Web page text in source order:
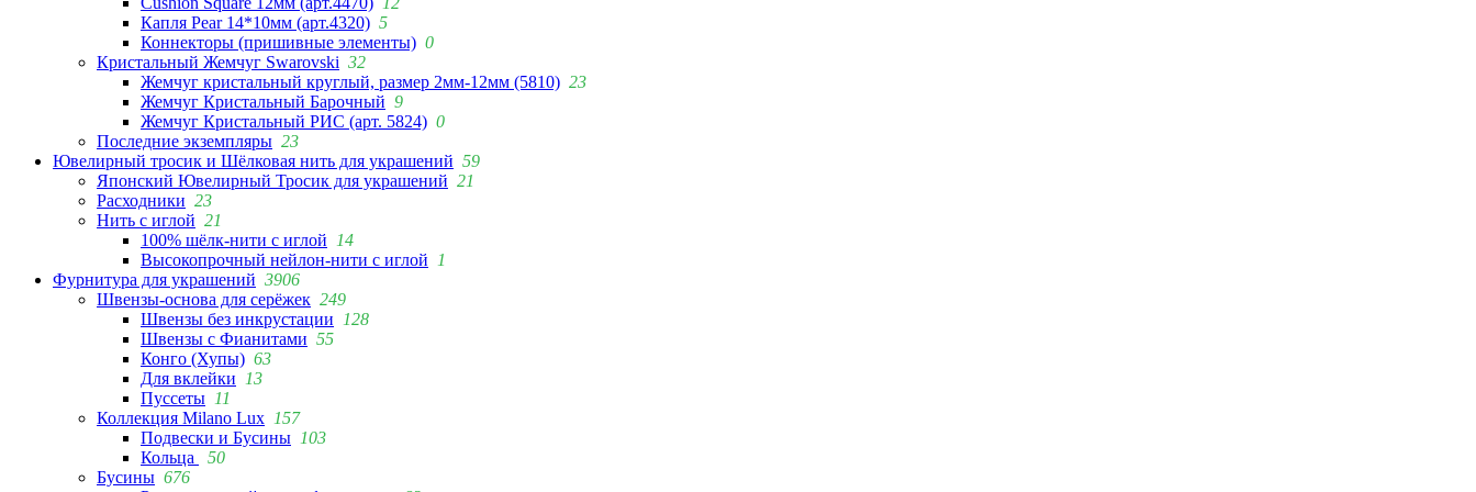
Капля Pear 14*10мм (арт.4320) 5
Коннекторы (пришивные элементы) 0
Кристальный Жемчуг Swarovski 32
Жемчуг кристальный круглый, размер 2мм-12мм (5810) 23
Жемчуг Кристальный Барочный 9
Жемчуг Кристальный РИС (арт. 5824) 0
Последние экземпляры 23
Ювелирный тросик и Шёлковая нить для украшений 59
Японский Ювелирный Тросик для украшений 21
Расходники 23
Нить с иглой 21
100% шёлк-нити с иглой
14
Высокопрочный нейлон-нити с иглой
1
Фурнитура для украшений 3906
Швензы-основа для серёжек 249
Швензы без инкрустации
128
Швензы с Фианитами 55
Конго (Хупы) 63
Для вклейки
13
Пуссеты 11
Коллекция Milano Lux 157
Подвески и Бусины 103
Кольца
50
Бусины 676